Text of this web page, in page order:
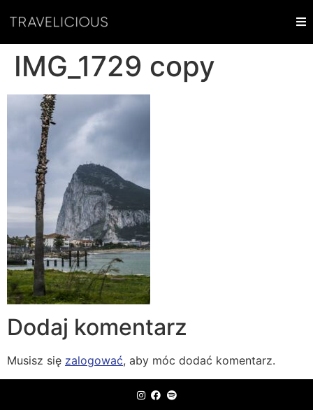
IMG_1729 copy
Dodaj komentarz
Musisz się zalogować, aby móc dodać komentarz.